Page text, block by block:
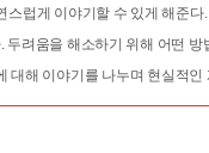
스럽게 이야기할 수 있게 해준
두려움을 해소하기 위해 어떤
대해 이야기를 나누며 현실적인